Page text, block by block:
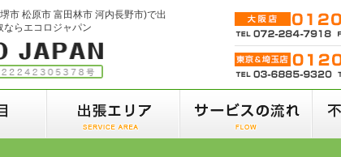
市 松原市 富田林市 河内長野市)で出
ならエコロジャパン